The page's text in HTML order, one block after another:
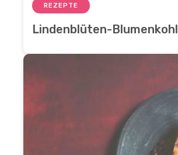
REZEPTE
Lindenblüten-Blumenkohl